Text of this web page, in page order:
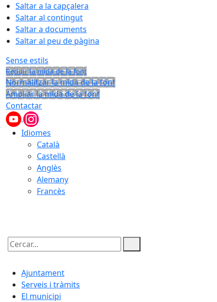
Saltar a la capçalera
Saltar al contingut
Saltar a documents
Saltar al peu de pàgina
Sense estils
Reduir la mida de la font
Normalitzar la mida de la font
Ampliar la mida de la font
Contactar
Idiomes
Català
Castellà
Anglès
Alemany
Francès
Cercar:
Ajuntament
Serveis i tràmits
El municipi